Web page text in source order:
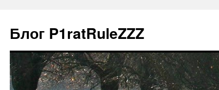
Блог P1ratRuleZZZ